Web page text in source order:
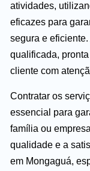
atividades,
eficazes para
segura e
qualificada,
cliente com
Contratar os
essencial para
família ou
qualidade e a
em Mongaguá,